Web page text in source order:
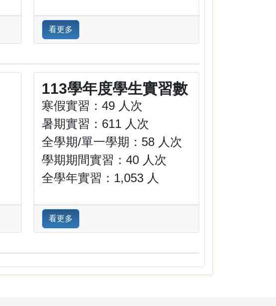
看更多
113學年度學生實習數
寒假實習：49 人次
暑期實習：611 人次
全學期/單一學期：58 人次
學期期間實習：40 人次
全學年實習：1,053 人
看更多